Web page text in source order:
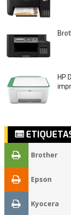
HP
Brother
Epson
Kyocera